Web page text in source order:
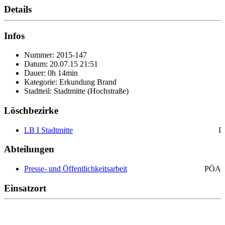
Details
Infos
Nummer: 2015-147
Datum: 20.07.15 21:51
Dauer: 0h 14min
Kategorie: Erkundung Brand
Stadtteil: Stadtmitte (Hochstraße)
Löschbezirke
LB I Stadtmitte I
Abteilungen
Presse- und Öffentlichkeitsarbeit PÖA
Einsatzort